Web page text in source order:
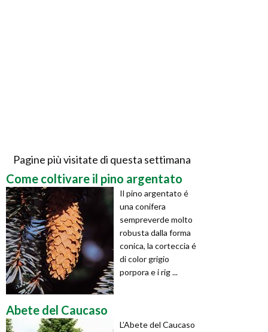
Pagine più visitate di questa settimana
Come coltivare il pino argentato
Il pino argentato é
una conifera
sempreverde molto
robusta dalla forma
conica, la corteccia é
di color grigio
porpora e i rig ...
Abete del Caucaso
L’Abete del Caucaso